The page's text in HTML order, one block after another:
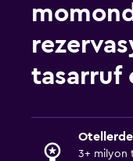
tasarruf
3+ milyon